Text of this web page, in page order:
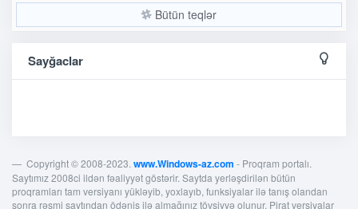
Bütün teqlər
Sayğaclar
Copyright © 2008-2023. www.Windows-az.com - Proqram portalı.
Saytımız 2008ci ildən fəaliyyət göstərir. Saytda yerləşdirilən bütün
proqramları tam versiyanı yükləyib, yoxlayıb, funksiyalar ilə tanış olandan
sonra rəsmi saytından ödəniş ilə almağınız tövsiyyə olunur. Pirat versiyalar